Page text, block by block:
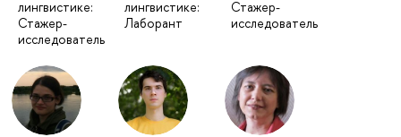
лингвистике:
Стажер-
исследователь
лингвистике:
Лаборант
Стажер-
исследователь